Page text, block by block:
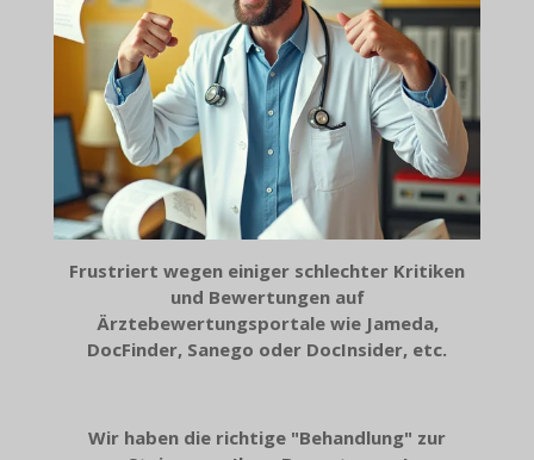
Frustriert wegen einiger schlechter Kritiken
und Bewertungen auf
Ärztebewertungsportale wie Jameda,
DocFinder, Sanego oder DocInsider, etc.
Wir haben die richtige "Behandlung" zur